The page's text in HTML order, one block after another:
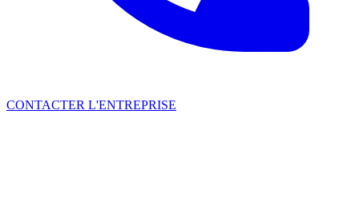
CONTACTER L'ENTREPRISE